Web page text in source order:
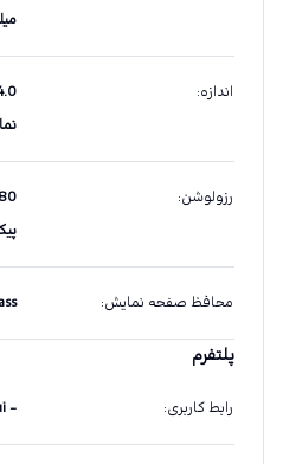
اندازه:
رزولوشن:
محافظ صفحه نمایش:
پلتفرم
رابط کاربری:
- touchwiz 3.0 ui